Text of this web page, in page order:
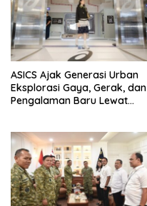
ASICS Ajak Generasi Urban
Eksplorasi Gaya, Gerak, dan
Pengalaman Baru Lewat